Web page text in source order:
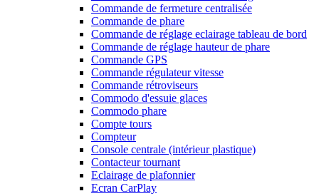
Commande de fermeture centralisée
Commande de phare
Commande de réglage eclairage tableau de bord
Commande de réglage hauteur de phare
Commande GPS
Commande régulateur vitesse
Commande rétroviseurs
Commodo d'essuie glaces
Commodo phare
Compte tours
Compteur
Console centrale (intérieur plastique)
Contacteur tournant
Eclairage de plafonnier
Ecran CarPlay